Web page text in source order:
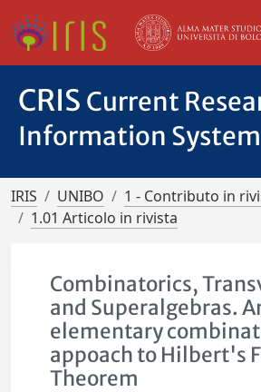
CRIS Current
Information System
IRIS UNIBO
1 - Contributo in
1.01 Articolo in rivista
Combinatorics,
and Superalgebras.
elementary
appoach to Hilbert's
Theorem